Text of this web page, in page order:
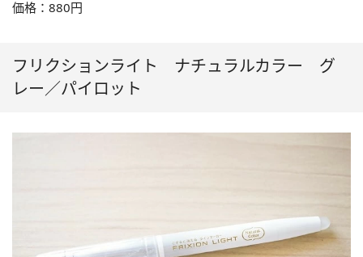
価格：880円
フリクションライト ナチュラルカラー グ
レー／パイロット